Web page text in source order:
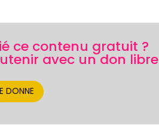
ce contenu gratuit ?
avec un don libre
DONNE